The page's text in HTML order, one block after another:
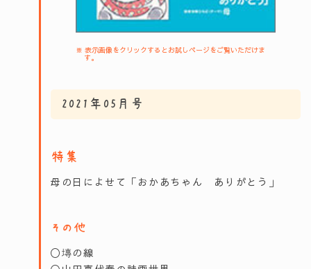
※ 表示画像をクリックするとお試しページをご覧いただけま
す。
2021年05月号
特集
母の日によせて「おかあちゃん ありがとう」
その他
〇塼の線